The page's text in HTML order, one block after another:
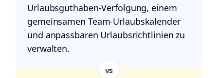
Urlaubsguthaben-Verfolgung, einem
gemeinsamen Team-Urlaubskalender
und anpassbaren Urlaubsrichtlinien zu
verwalten.
vs